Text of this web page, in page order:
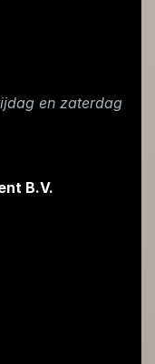
en zaterdag
B.V.